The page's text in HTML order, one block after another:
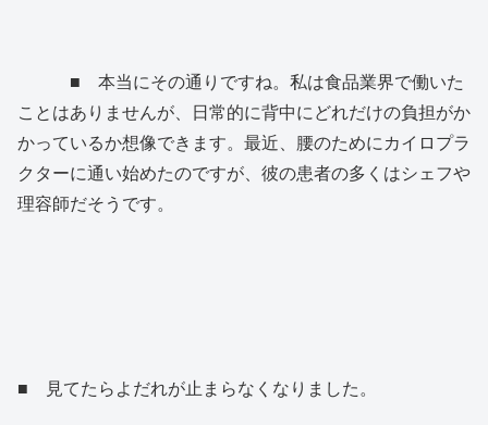
■ 本当にその通りですね。私は食品業界で働いた
ことはありませんが、日常的に背中にどれだけの負担がか
かっているか想像できます。最近、腰のためにカイロプラ
クターに通い始めたのですが、彼の患者の多くはシェフや
理容師だそうです。
■ 見てたらよだれが止まらなくなりました。